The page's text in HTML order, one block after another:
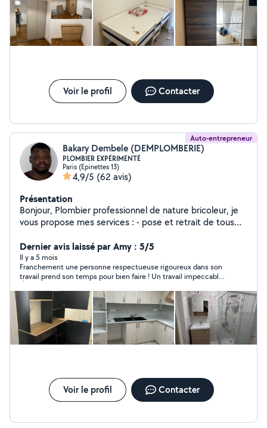
Voir le profil Contacter
Auto-entrepreneur
Bakary Dembele (DEMPLOMBERIE)
PLOMBIER EXPÉRIMENTÉ
Paris (Epinettes 13)
4,9/5 (62 avis)
Présentation
Bonjour, Plombier professionnel de nature bricoleur, je
vous propose mes services : - pose et retrait de tous
des évacuations - installation chauffe eau - débouchage
évier et toilettes - installation et retrait de tous types
de radiateurs électriques ou collectifs - pose de
baignoire et bac à douche - installation pompe à chaleur
- montage meuble ou petit travaux Je dispose d'outils,
et je peux me charger de vos besoins autres en
bricolage. N'hésitez pas à me contacter pour toutes
demandes. À bientôt
Dernier avis laissé par Amy : 5/5
Il y a 5 mois
Franchement une personne respectueuse rigoureux dans son
travail prend son temps pour bien faire ! Un travail impeccable
Voir le profil Contacter